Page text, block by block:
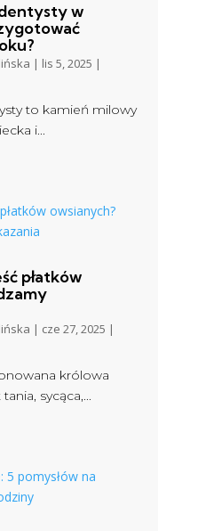
w
| lis 5, 2025 |
to kamień milowy
i...
płatków
| cze 27, 2025 |
królowa
sycąca,...